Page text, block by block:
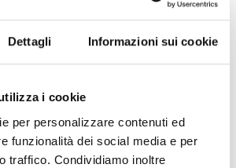
Dettagli Informazioni sui cookie
i cookie
per personalizzare contenuti ed
funzionalità dei social media e per
traffico. Condividiamo inoltre
acústicos
suspendidos de techo están
Ideales para aplicaciones
áreas industriales,